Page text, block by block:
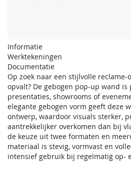
Informatie
Werktekeningen
Documentatie
Op zoek naar een stijlvolle
opvalt? De gebogen pop-up wand
presentaties, showrooms of
elegante gebogen vorm geeft deze
ontwerp, waardoor visuals sterker,
aantrekkelijker overkomen dan bij
de keuze uit twee formaten en
materiaal is stevig, vormvast en
intensief gebruik bij regelmatig op-